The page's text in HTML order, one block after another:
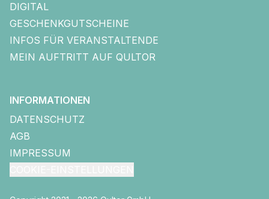
DIGITAL
GESCHENKGUTSCHEINE
INFOS FÜR VERANSTALTENDE
MEIN AUFTRITT AUF QULTOR
INFORMATIONEN
DATENSCHUTZ
AGB
IMPRESSUM